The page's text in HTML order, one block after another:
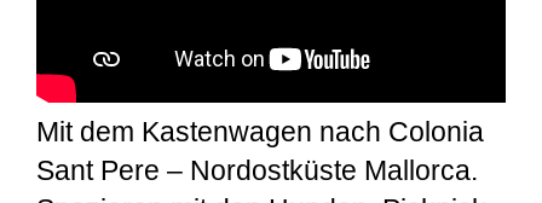
Mit dem Kastenwagen nach Colonia
Sant Pere – Nordostküste Mallorca.